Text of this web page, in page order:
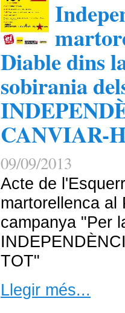
Diable dins
sobirania
CANVIAR-
09/09/2013
Acte de
martorellenca al
campanya "Per
TOT"
Llegir més...